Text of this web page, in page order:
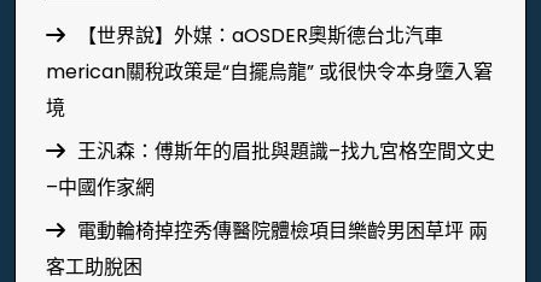
【世界說】外媒：aOSDER奧斯德台北汽車
merican關稅政策是“自擺烏龍” 或很快令本身墮入窘
境
王汎森：傅斯年的眉批與題識–找九宮格空間文史
–中國作家網
電動輪椅掉控秀傳醫院體檢項目樂齡男困草坪 兩
客工助脫困